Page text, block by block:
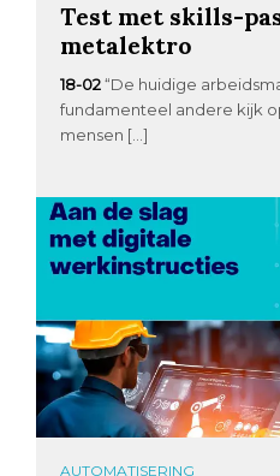
Test met skills-
metalektro
18-02 “De huidige
fundamenteel andere kijk
mensen […]
AUTOMATISERING